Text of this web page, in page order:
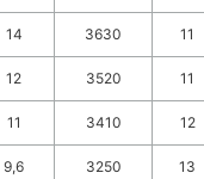
14 3630 11
12 3520 11
11 3410 12
9,6 3250 13